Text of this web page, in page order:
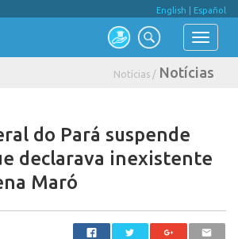
English Español
Notícias / Notícias
do Pará suspende
declarava inexistente
Maró